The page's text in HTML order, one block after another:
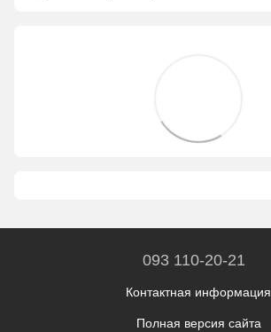
093 110-20-21
Контактная информация
Полная версия сайта